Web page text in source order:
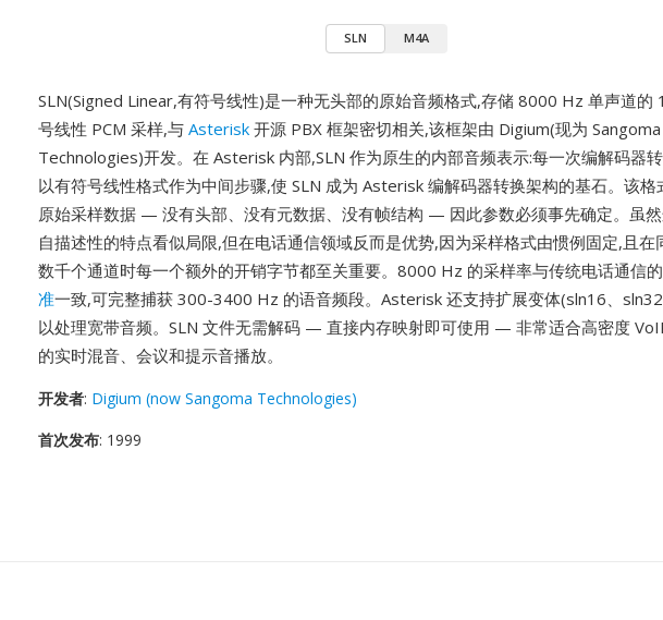
SLN M4A
SLN(Signed Linear,有符号线性)是一种无头部的原始音频格式,存储 8000 Hz 单声道的
号线性 PCM 采样,与 Asterisk 开源 PBX 框架密切相关,该框架由 Digium(现为 Sangoma
Technologies)开发。在 Asterisk 内部,SLN 作为原生的内部音频表示:每一次编解码器
以有符号线性格式作为中间步骤,使 SLN 成为 Asterisk 编解码器转换架构的基石。该格
原始采样数据 — 没有头部、没有元数据、没有帧结构 — 因此参数必须事先确定。虽
自描述性的特点看似局限,但在电话通信领域反而是优势,因为采样格式由惯例固定,且在
数千个通道时每一个额外的开销字节都至关重要。8000 Hz 的采样率与传统电话通信的
准一致,可完整捕获 300-3400 Hz 的语音频段。Asterisk 还支持扩展变体(sln16、
以处理宽带音频。SLN 文件无需解码 — 直接内存映射即可使用 — 非常适合高密度
的实时混音、会议和提示音播放。
开发者: Digium (now Sangoma Technologies)
首次发布: 1999